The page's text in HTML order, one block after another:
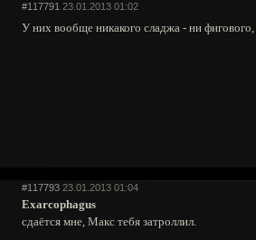
#117791 23.01.2013 01:02
У них вообще никакого сладжа - ни
#117793 23.01.2013 01:04
Exarcophagus
сдаётся мне, Макс тебя затроллил.